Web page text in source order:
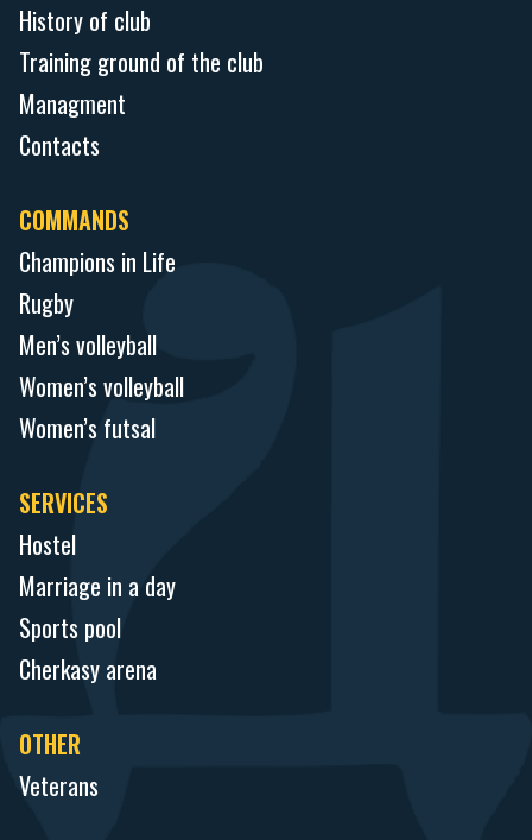
History of club
Training ground of the club
Managment
Contacts
COMMANDS
Champions in Life
Rugby
Men’s volleyball
Women’s volleyball
Women’s futsal
SERVICES
Hostel
Marriage in a day
Sports pool
Cherkasy arena
OTHER
Veterans